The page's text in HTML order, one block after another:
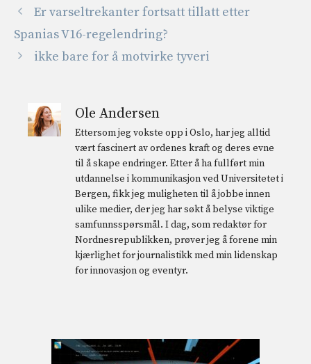
Er varseltrekanter fortsatt tillatt etter
Spanias V16-regelendring?
ikke bare for å motvirke tyveri
Ole Andersen
Ettersom jeg vokste opp i Oslo, har jeg alltid
vært fascinert av ordenes kraft og deres evne
til å skape endringer. Etter å ha fullført min
utdannelse i kommunikasjon ved Universitetet i
Bergen, fikk jeg muligheten til å jobbe innen
ulike medier, der jeg har søkt å belyse viktige
samfunnsspørsmål. I dag, som redaktør for
Nordnesrepublikken, prøver jeg å forene min
kjærlighet for journalistikk med min lidenskap
for innovasjon og eventyr.